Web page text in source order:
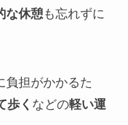
な休憩も忘れずに
負担がかかるた
歩く などの軽い運